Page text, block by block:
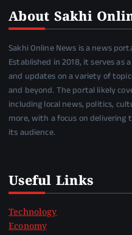
About Sakhi
Sakhi Online News is a news
Established in 2018, it serves
and updates on a variety of
and beyond. The portal likely
including local news, politics,
more, with a focus on
its audience.
Useful Links
Technology
Economy